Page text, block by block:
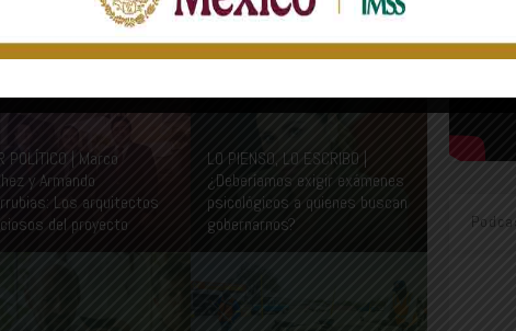
POLÍTICO | Marco
y Armando
Los arquitectos
del proyecto
LO PIENSO, LO ESCRIBO |
¿Deberíamos exigir exámenes
psicológicos a quienes buscan
gobernarnos?